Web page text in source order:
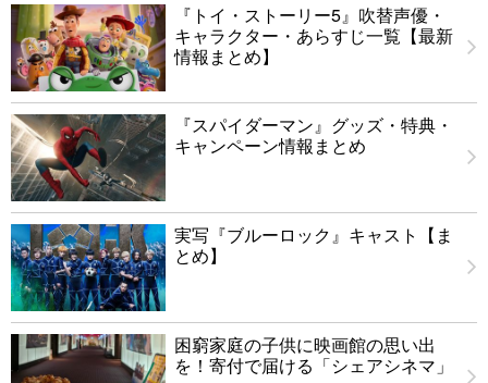
『トイ・ストーリー5』吹替声優・
キャラクター・あらすじ一覧【最新
情報まとめ】
『スパイダーマン』グッズ・特典・
キャンペーン情報まとめ
実写『ブルーロック』キャスト【ま
とめ】
困窮家庭の子供に映画館の思い出
を！寄付で届ける「シェアシネマ」